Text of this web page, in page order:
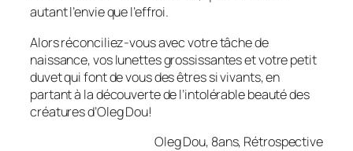
autant l’envie que l’effroi.
Alors réconciliez-vous avec votre tâche de
naissance, vos lunettes grossissantes et votre petit
duvet qui font de vous des êtres si vivants, en
partant à la découverte de l’intolérable beauté des
créatures d’Oleg Dou!
Oleg Dou, 8ans, Rétrospective